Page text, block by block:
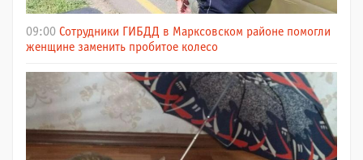
09:00 Сотрудники ГИБДД в Марксовском районе помогли
женщине заменить пробитое колесо